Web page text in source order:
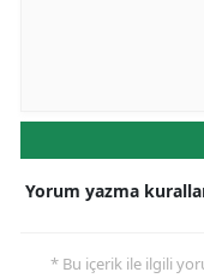
Yorum yazma
* Bu içerik ile ilgili